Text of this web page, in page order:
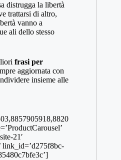
distrugga la libertà
trattarsi di altro,
vanno a
ali dello stesso
frasi per
aggiornata con
insieme alle
21′
link_id=’d275f8bc-